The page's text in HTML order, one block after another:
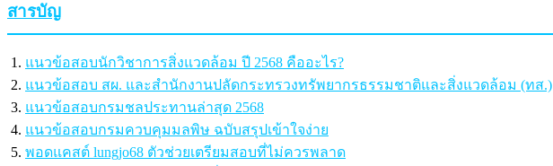
สารบัญ
แนวข้อสอบนักวิชาการสิ่งแวดล้อม ปี 2568 คืออะไร?
แนวข้อสอบ สผ. และสำนักงานปลัดกระทรวงทรัพยากรธรรมชาติและสิ่งแวดล้อม (ทส.)
แนวข้อสอบกรมชลประทานล่าสุด 2568
แนวข้อสอบกรมควบคุมมลพิษ ฉบับสรุปเข้าใจง่าย
พอดแคสต์ lungjo68 ตัวช่วยเตรียมสอบที่ไม่ควรพลาด